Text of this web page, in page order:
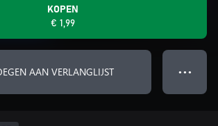
KOPEN
€ 1,99
AAN VERLANGLIJST ● ● ●